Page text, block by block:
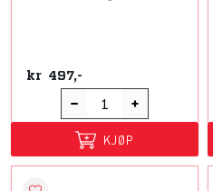
kr 497,-
KJØP